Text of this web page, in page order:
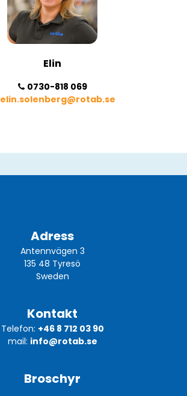
Elin
0730-818 069
elin.solenberg@rotab.se
Adress
Antennvägen 3
135 48 Tyresö
Sweden
Kontakt
Telefon: +46 8 712 03 90
mail: info@rotab.se
Broschyr